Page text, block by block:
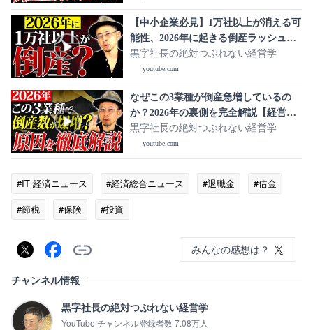
【中小企業必見】1万社以上が消える可
能性、2026年に起きる倒産ラッシュの
理由とは？【経営 社長 倒産 倒産件
数】
黒字社長の絶対つぶれない経営学
youtube.com
なぜこの3業種が倒産急増しているの
か？2026年の裏側を完全解説【経営者
倒産 原因】
黒字社長の絶対つぶれない経営学
youtube.com
#IT 経済ニュース #経済総合ニュース #退職金
#借金
#節税
#保険 #投資
みんなの感想は？
チャンネル情報
黒字社長の絶対つぶれない経営学
YouTube チャンネル登録者数 7.08万人